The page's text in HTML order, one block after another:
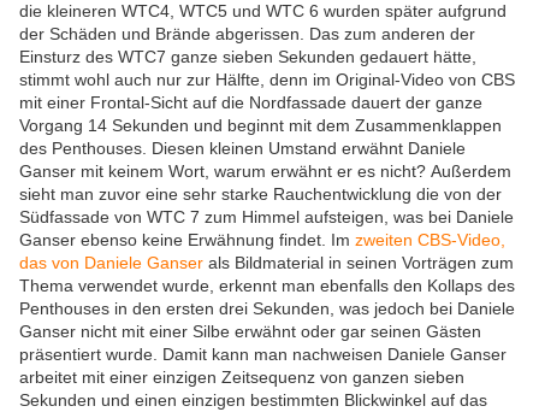
die kleineren WTC4, WTC5 und WTC 6 wurden später aufgrund
der Schäden und Brände abgerissen. Das zum anderen der
Einsturz des WTC7 ganze sieben Sekunden gedauert hätte,
stimmt wohl auch nur zur Hälfte, denn im Original-Video von CBS
mit einer Frontal-Sicht auf die Nordfassade dauert der ganze
Vorgang 14 Sekunden und beginnt mit dem Zusammenklappen
des Penthouses. Diesen kleinen Umstand erwähnt Daniele
Ganser mit keinem Wort, warum erwähnt er es nicht? Außerdem
sieht man zuvor eine sehr starke Rauchentwicklung die von der
Südfassade von WTC 7 zum Himmel aufsteigen, was bei Daniele
Ganser ebenso keine Erwähnung findet. Im zweiten CBS-Video,
das von Daniele Ganser als Bildmaterial in seinen Vorträgen zum
Thema verwendet wurde, erkennt man ebenfalls den Kollaps des
Penthouses in den ersten drei Sekunden, was jedoch bei Daniele
Ganser nicht mit einer Silbe erwähnt oder gar seinen Gästen
präsentiert wurde. Damit kann man nachweisen Daniele Ganser
arbeitet mit einer einzigen Zeitsequenz von ganzen sieben
Sekunden und einen einzigen bestimmten Blickwinkel auf das